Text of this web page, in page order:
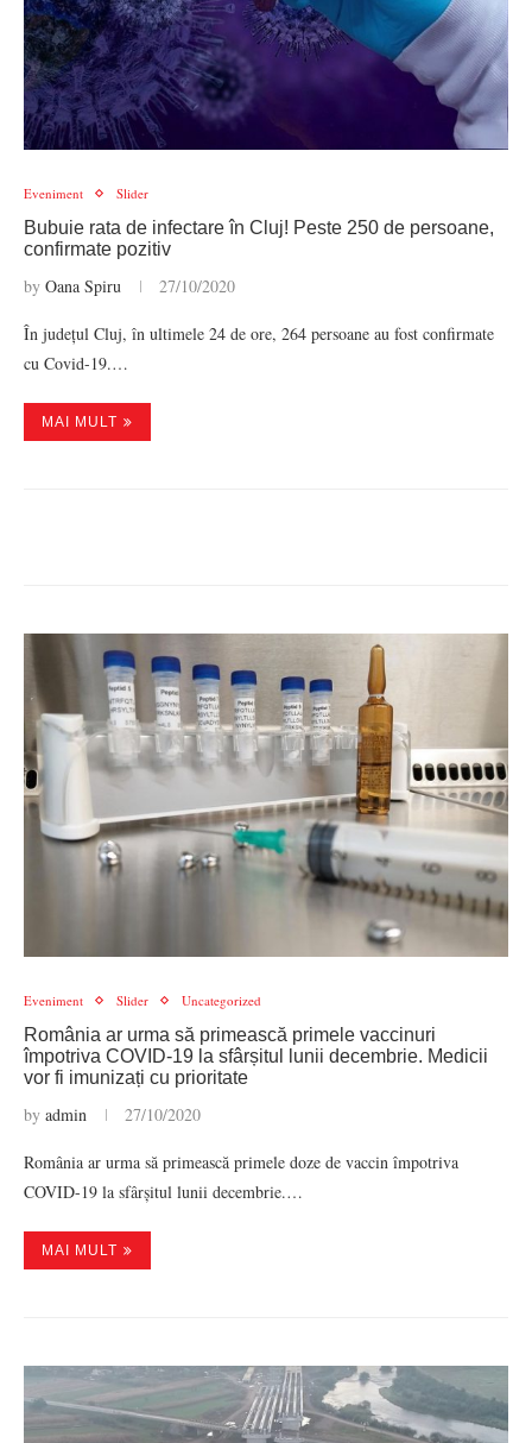
Eveniment Slider
Bubuie rata de infectare în Cluj! Peste 250 de persoane,
confirmate pozitiv
by Oana Spiru 27/10/2020
În județul Cluj, în ultimele 24 de ore, 264 persoane au fost confirmate
cu Covid-19.…
MAI MULT
Eveniment Slider Uncategorized
România ar urma să primească primele vaccinuri
împotriva COVID-19 la sfârșitul lunii decembrie. Medicii
vor fi imunizați cu prioritate
by admin 27/10/2020
România ar urma să primească primele doze de vaccin împotriva
COVID-19 la sfârșitul lunii decembrie.…
MAI MULT